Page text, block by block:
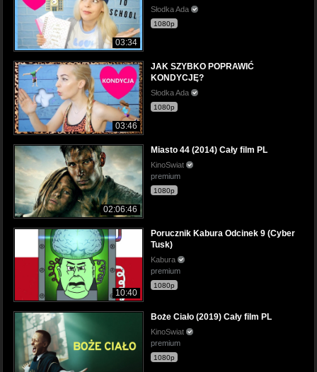
03:34
Słodka Ada
1080p
03:46
JAK SZYBKO POPRAWIĆ
KONDYCJĘ?
Słodka Ada
1080p
02:06:46
Miasto 44 (2014) Cały film PL
KinoSwiat
premium
1080p
10:40
Porucznik Kabura Odcinek 9 (Cyber
Tusk)
Kabura
premium
1080p
Boże Ciało (2019) Cały film PL
KinoSwiat
premium
1080p